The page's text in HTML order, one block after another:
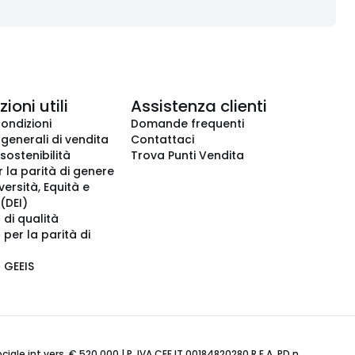
utili
di vendita
la parità di genere
Equità e
qualità
per la parità di
Assistenza clienti
Domande frequenti
Contattaci
Trova Punti Vendita